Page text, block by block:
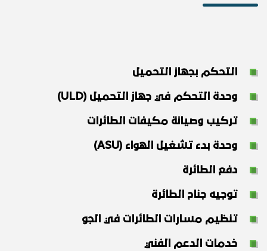
التحكم بجهاز التحميل
وحدة التحكم في جهاز التحميل (ULD)
تركيب وصيانة مكيفات الطائرات
وحدة بدء تشغيل الهواء (ASU)
دفع الطائرة
توجيه جناح الطائرة
تنظيم مسارات الطائرات في الجو
خدمات الدعم الفني